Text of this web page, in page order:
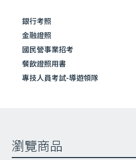
銀行考照
金融證照
國民營事業招考
餐飲證照用書
專技人員考試-導遊領隊
瀏覽商品